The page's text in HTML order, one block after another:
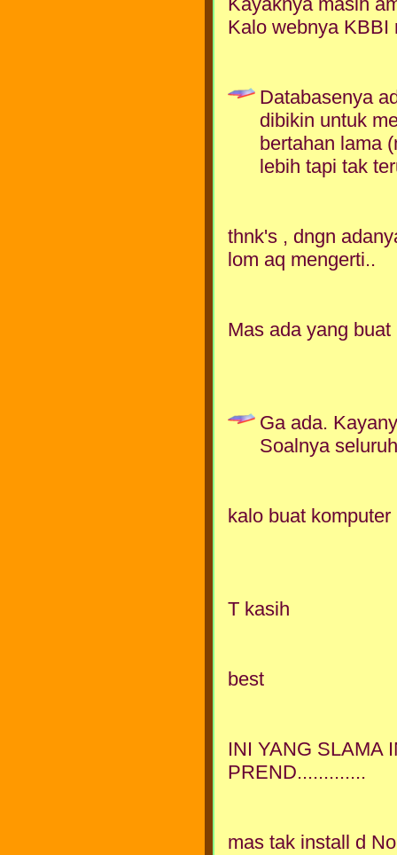
Kalo webnya KBBI
Databasenya
dibikin untuk
bertahan lama
lebih tapi tak
thnk's , dngn
lom aq mengerti..
Mas ada yang buat
Ga ada.
Soalnya
kalo buat
T kasih
best
INI YANG SLAMA
PREND.............
mas tak install d